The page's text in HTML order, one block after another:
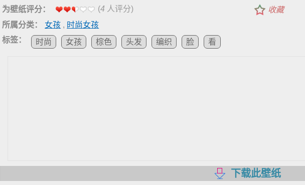
为壁纸评分： (4 人评分)
收藏
所属分类：
女孩 , 时尚女孩
标签：
时尚 女孩 棕色 头发 编织 脸 看
下载此壁纸